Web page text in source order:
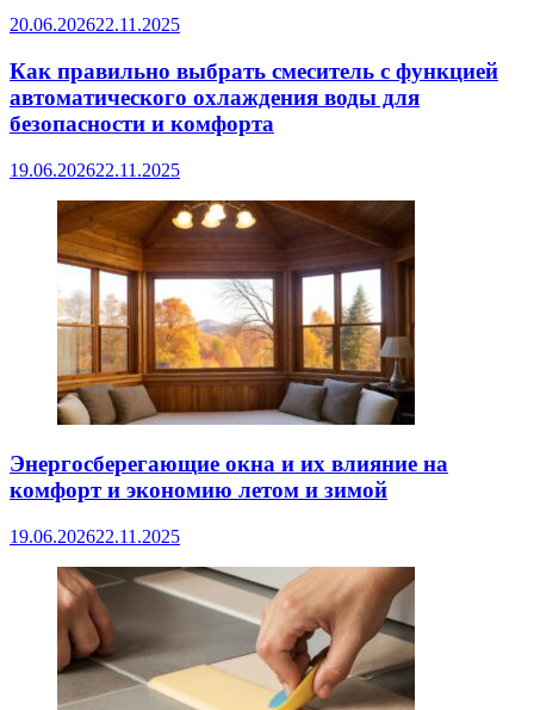
20.06.202622.11.2025
Как правильно выбрать смеситель с функцией
автоматического охлаждения воды для
безопасности и комфорта
19.06.202622.11.2025
Энергосберегающие окна и их влияние на
комфорт и экономию летом и зимой
19.06.202622.11.2025